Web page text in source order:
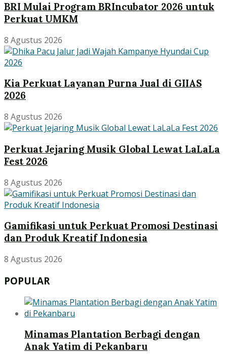
BRI Mulai Program BRIncubator 2026 untuk
Perkuat UMKM
8 Agustus 2026
Kia Perkuat Layanan Purna Jual di GIIAS
2026
8 Agustus 2026
Perkuat Jejaring Musik Global Lewat LaLaLa
Fest 2026
8 Agustus 2026
Gamifikasi untuk Perkuat Promosi Destinasi
dan Produk Kreatif Indonesia
8 Agustus 2026
POPULAR
Minamas Plantation Berbagi dengan
Anak Yatim di Pekanbaru